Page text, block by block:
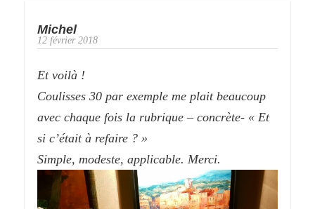
Michel
12 février 2018
Et voilà !
Coulisses 30 par exemple me plait beaucoup
avec chaque fois la rubrique – concrète- « Et
si c’était à refaire ? »
Simple, modeste, applicable. Merci.